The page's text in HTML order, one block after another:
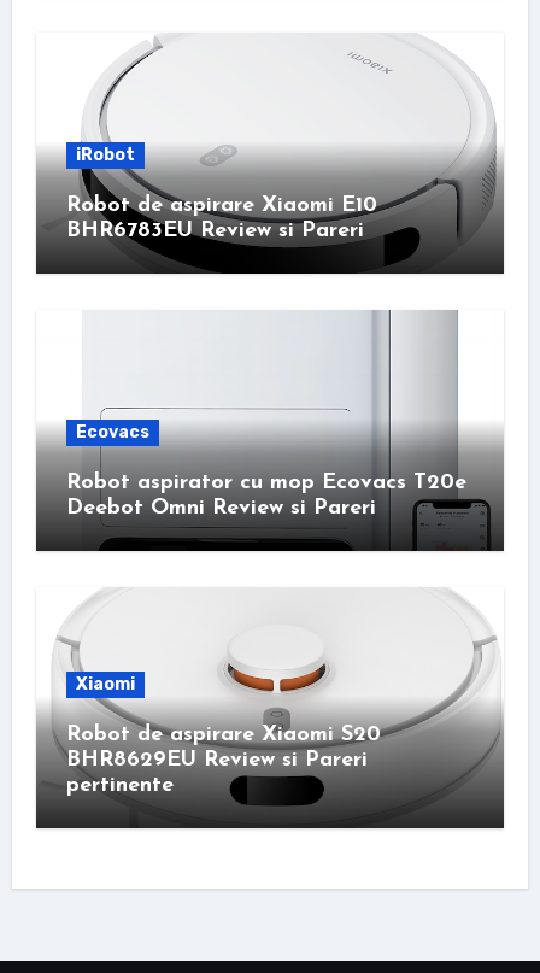
iRobot
Robot de aspirare Xiaomi E10
BHR6783EU Review si Pareri
Ecovacs
Robot aspirator cu mop Ecovacs T20e
Deebot Omni Review si Pareri
Xiaomi
Robot de aspirare Xiaomi S20
BHR8629EU Review si Pareri
pertinente